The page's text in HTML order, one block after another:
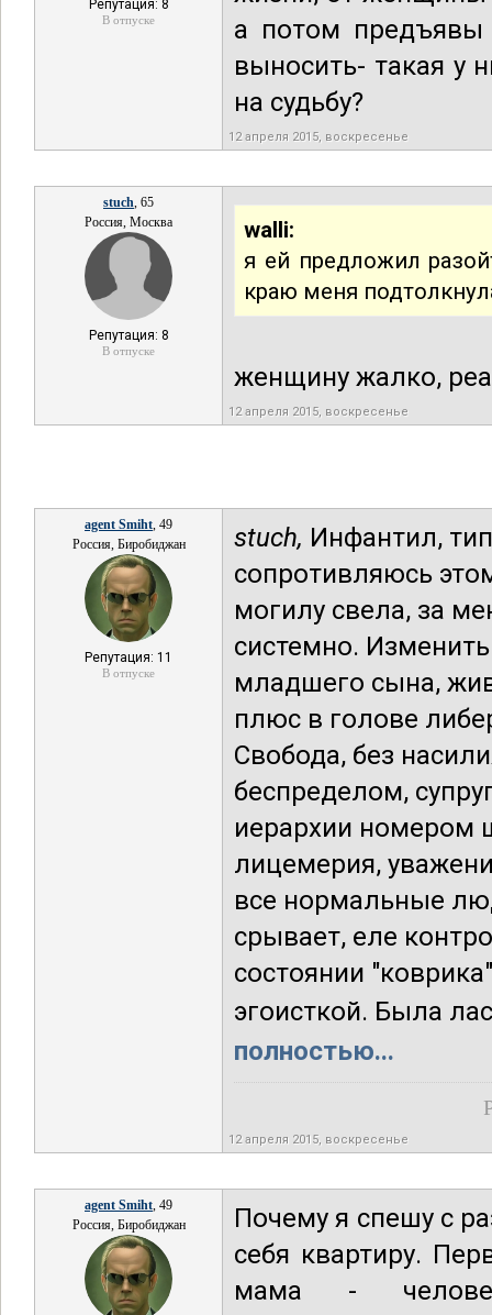
Репутация: 8
В отпуске
а потом предъявы
выносить- такая у
на судьбу?
12 апреля 2015, воскресенье
stuch, 65
Россия, Москва
Репутация: 8
В отпуске
walli:
я ей предложил
краю меня
женщину жалко,
12 апреля 2015, воскресенье
agent Smiht, 49
Россия, Биробиджан
Репутация: 11
В отпуске
stuch, Инфантил,
сопротивляюсь
могилу свела, за
системно.
младшего сына,
плюс в голове
Свобода, без
беспределом,
иерархии номером
лицемерия,
все нормальные
срывает, еле
состоянии
эгоисткой. Была
полностью...
12 апреля 2015, воскресенье
agent Smiht, 49
Россия, Биробиджан
Почему я спешу с
себя квартиру.
мама -